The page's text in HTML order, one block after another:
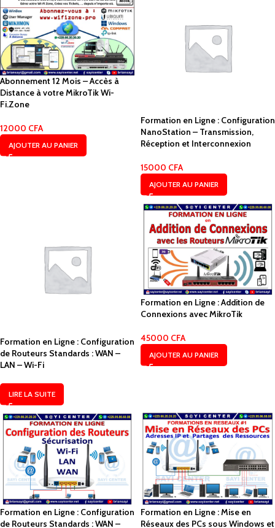
Abonnement 12 Mois – Accès à
Distance à votre MikroTik Wi-
Fi.Zone
12000 CFA
AJOUTER AU PANIER
Formation en Ligne : Configuration
NanoStation – Transmission,
Réception et Interconnexion
15000 CFA
AJOUTER AU PANIER
Formation en Ligne : Configuration
de Routeurs Standards : WAN –
LAN – Wi-Fi
LIRE LA SUITE
Formation en Ligne : Addition de
Connexions avec MikroTik
45000 CFA
AJOUTER AU PANIER
Formation en Ligne : Configuration
de Routeurs Standards : WAN –
Formation en Ligne : Mise en
Réseaux des PCs sous Windows et